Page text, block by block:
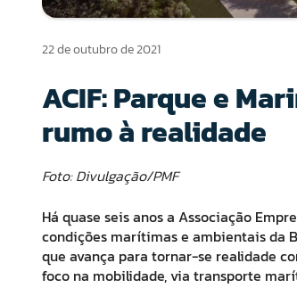
22 de outubro de 2021
ACIF: Parque e
rumo à realidade
Foto: Divulgação/PMF
Há quase seis anos a Associação
condições marítimas e ambientais da
que avança para tornar-se realidade
foco na mobilidade, via transporte